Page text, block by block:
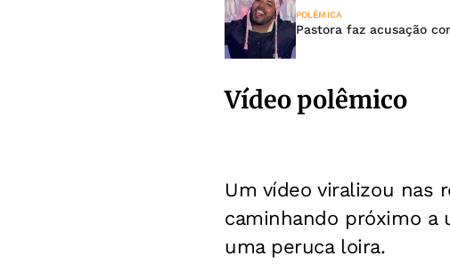
POLÊMICA
Pastora faz acusação
Vídeo polêmico
Um vídeo viralizou nas
caminhando próximo a
uma peruca loira.